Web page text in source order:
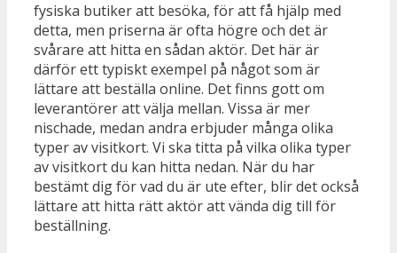
fysiska butiker att besöka, för att få hjälp med
detta, men priserna är ofta högre och det är
svårare att hitta en sådan aktör. Det här är
därför ett typiskt exempel på något som är
lättare att beställa online. Det finns gott om
leverantörer att välja mellan. Vissa är mer
nischade, medan andra erbjuder många olika
typer av visitkort. Vi ska titta på vilka olika typer
av visitkort du kan hitta nedan. När du har
bestämt dig för vad du är ute efter, blir det också
lättare att hitta rätt aktör att vända dig till för
beställning.